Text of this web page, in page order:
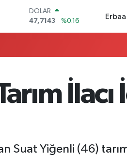
DOLAR
47,7143
%0.16
%0.45
BİST100
Erbaa
Suat Yiğenli (46)